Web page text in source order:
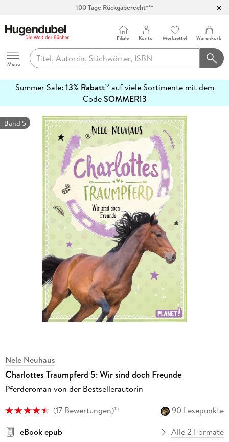
100 Tage Rückgaberecht***
Hugendubel
Menu
Filiale Konto Merkzettel Warenkorb
Summer Sale: 13% Rabatt12auf viele Sortimente mit dem
CodeSOMMER13
erfahren
Band 5
Nele Neuhaus
Charlottes Traumpferd 5: Wir sind doch Freunde
Pferderoman von der Bestsellerautorin
(17 Bewertungen)15
90 Lesepunkte
eBook epub
Alle 2 Formate